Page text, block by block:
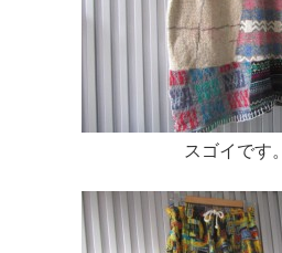
スゴイです。